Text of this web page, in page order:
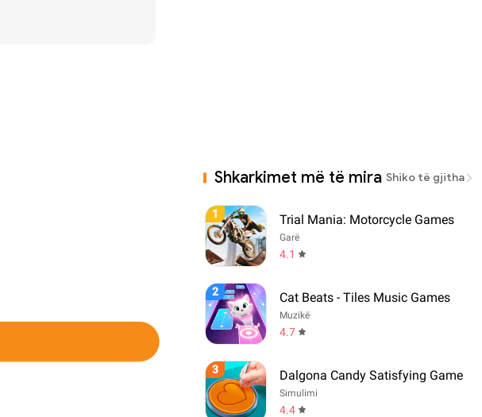
Shkarkimet më të mira Shiko të gjitha
1 Trial Mania: Motorcycle Games
Garë
4.1
2 Cat Beats - Tiles Music Games
Muzikë
4.7
3 Dalgona Candy Satisfying Game
Simulimi
4.4